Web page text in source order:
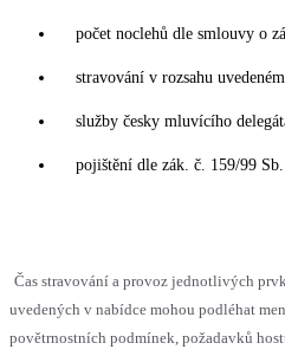
počet noclehů dle smlouvy o
stravování v rozsahu
služby česky mluvícího
pojištění dle zák. č. 159/99 Sb.
Čas stravování a provoz jednotlivých
uvedených v nabídce mohou podléhat
povětrnostních podmínek, požadavků